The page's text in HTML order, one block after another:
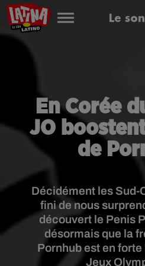
Le
En Corée
JO
de
Décidément les Sud-
fini de nous
découvert le Penis
désormais que la
Pornhub est en
Jeux